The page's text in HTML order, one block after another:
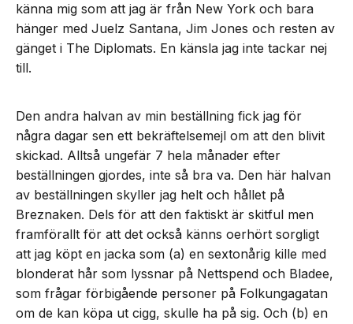
känna mig som att jag är från New York och bara
hänger med Juelz Santana, Jim Jones och resten av
gänget i The Diplomats. En känsla jag inte tackar nej
till.
Den andra halvan av min beställning fick jag för
några dagar sen ett bekräftelsemejl om att den blivit
skickad. Alltså ungefär 7 hela månader efter
beställningen gjordes, inte så bra va. Den här halvan
av beställningen skyller jag helt och hållet på
Breznaken. Dels för att den faktiskt är skitful men
framförallt för att det också känns oerhört sorgligt
att jag köpt en jacka som (a) en sextonårig kille med
blonderat hår som lyssnar på Nettspend och Bladee,
som frågar förbigående personer på Folkungagatan
om de kan köpa ut cigg, skulle ha på sig. Och (b) en